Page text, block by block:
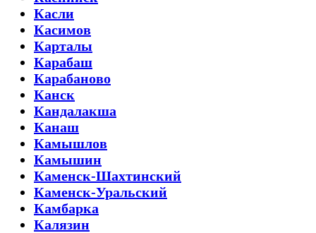
Касли
Касимов
Карталы
Карабаш
Карабаново
Канск
Кандалакша
Канаш
Камышлов
Камышин
Каменск-Шахтинский
Каменск-Уральский
Камбарка
Калязин